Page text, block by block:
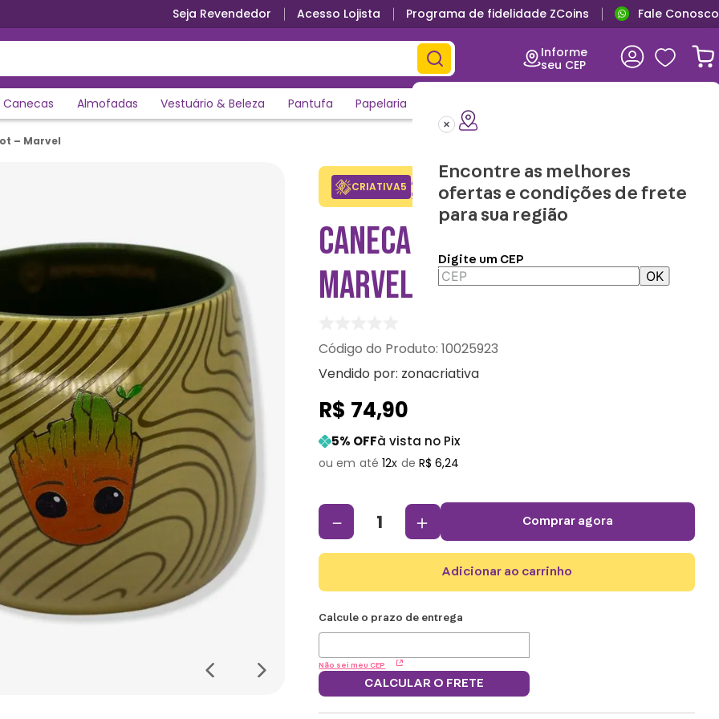
Seja Revendedor Acesso Lojista Programa de fidelidade ZCoins Fale Conosco
Informe
seu CEP
Encontre as melhores
ofertas e condições de frete
para sua região
Digite um CEP
OK
Canecas Almofadas Vestuário & Beleza Pantufa Papelaria
– Marvel
CRIATIVA5 Adicione o cupom no carrinho e
ganhe desconto na 1a compra.
Copiar
CANECA MAGGIE GROOT –
MARVEL
:10025923
Vendido por: zonacriativa
R$ 74,90
5% OFFà vista no Pix
12 R$ 6,24
＋
－ comprar agora
adicionar ao carrinho
Não sei meu CEP
CALCULAR O FRETE